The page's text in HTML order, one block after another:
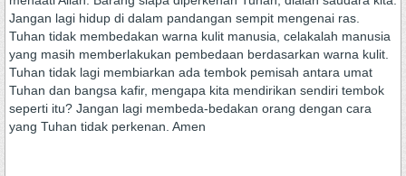
Jangan lagi hidup di dalam pandangan sempit mengenai ras.
Tuhan tidak membedakan warna kulit manusia, celakalah manusia
yang masih memberlakukan pembedaan berdasarkan warna kulit.
Tuhan tidak lagi membiarkan ada tembok pemisah antara umat
Tuhan dan bangsa kafir, mengapa kita mendirikan sendiri tembok
seperti itu? Jangan lagi membeda-bedakan orang dengan cara
yang Tuhan tidak perkenan. Amen